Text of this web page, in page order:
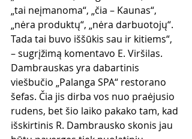
„tai neįmanoma“, „čia – Kaunas“,
„nėra produktų“, „nėra darbuotojų“.
Tada tai buvo iššūkis sau ir kitiems“,
– sugrįžimą komentavo E. Viršilas.
Dambrauskas yra dabartinis
viešbučio „Palanga SPA“ restorano
šefas. Čia jis dirba vos nuo praėjusio
rudens, bet šio laiko pakako tam, kad
išskirtinis R. Dambrausko skonis jau